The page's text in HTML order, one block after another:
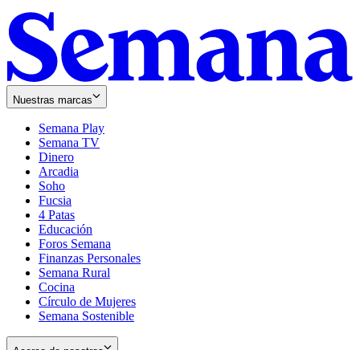
Nuestras marcas
Semana Play
Semana TV
Dinero
Arcadia
Soho
in
new
window
Fucsia
in
new
window
4 Patas
Educación
Foros Semana
Finanzas Personales
Semana Rural
Cocina
Círculo de Mujeres
Semana Sostenible